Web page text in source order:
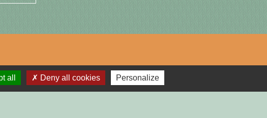
all Deny all cookies Personalize